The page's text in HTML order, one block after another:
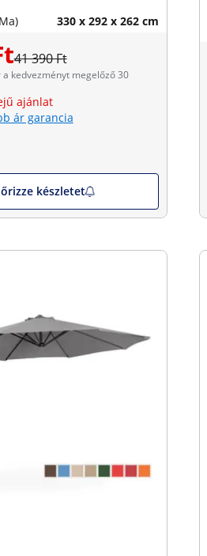
330 x 292 x 262 cm
41 390 Ft
kedvezményt megelőző 30
ajánlat
ár garancia
készletet